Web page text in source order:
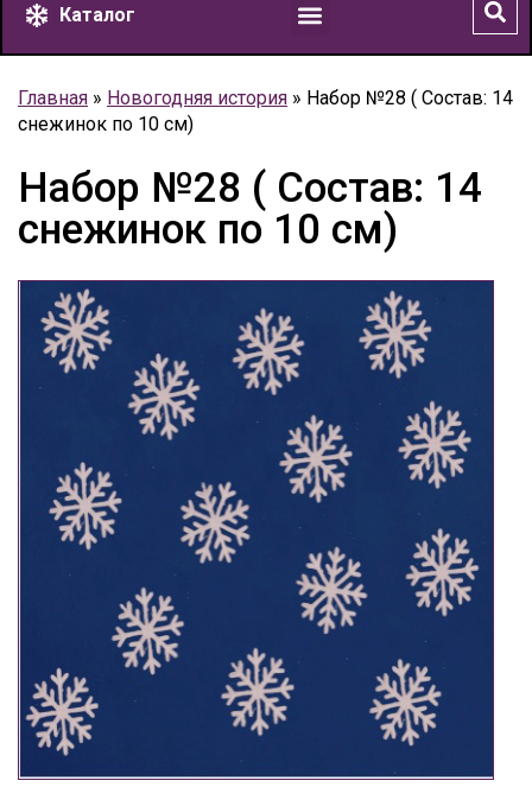
Каталог
Главная » Новогодняя история » Набор №28 ( Состав: 14
снежинок по 10 см)
Набор №28 ( Состав: 14
снежинок по 10 см)